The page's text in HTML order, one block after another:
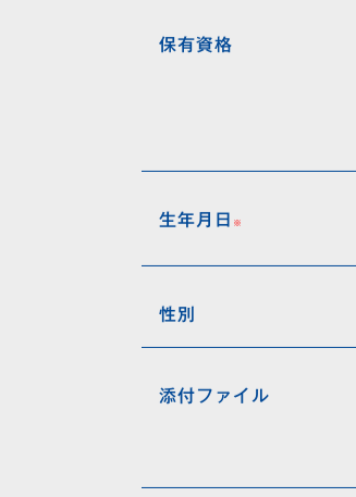
保有資格
生年月日
性別
添付ファイル